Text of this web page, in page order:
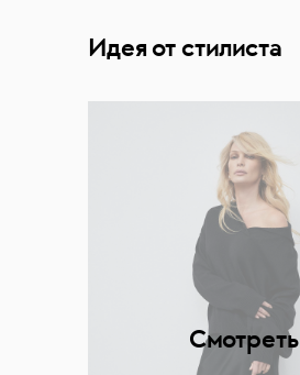
Идея от стилиста
Смотреть